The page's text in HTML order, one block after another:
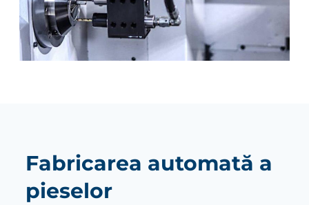
Fabricarea automată a
pieselor